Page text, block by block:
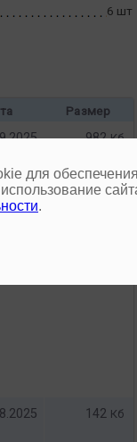
6 шт
Размер
982 Кб
142 Кб
для
.